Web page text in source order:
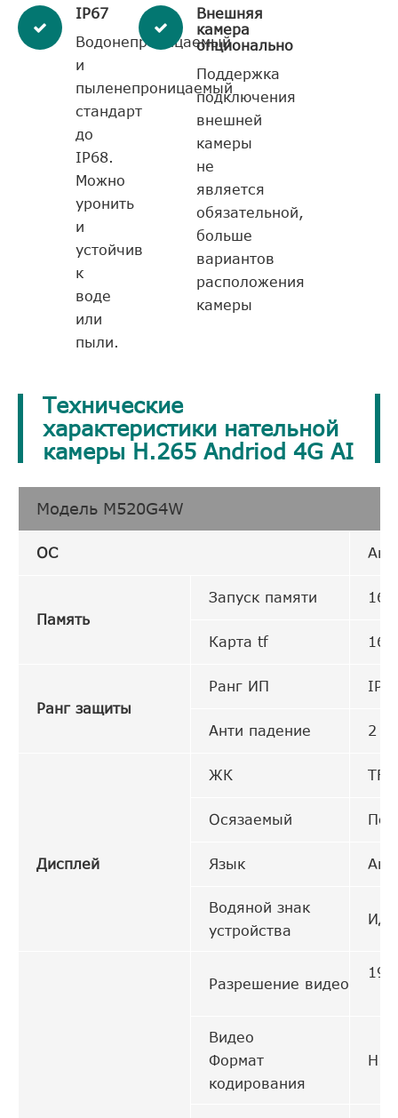
IP67
Водонепроницаемый
и
пыленепроницаемый
стандарт
до
IP68.
Можно
уронить
и
устойчив
к
воде
или
пыли.
Внешняя
камера
опционально
Поддержка
подключения
внешней
камеры
не
является
обязательной,
больше
вариантов
расположения
камеры
Технические
характеристики нательной
камеры H.265 Andriod 4G AI
Модель M520G4W
ОС
Память
Запуск памяти 16
Карта tf 16-
Ранг защиты
Ранг ИП
Анти падение 2
Дисплей
ЖК
Осязаемый
Язык
Водяной знак
устройства
Разрешение видео
Видео
Формат
кодирования